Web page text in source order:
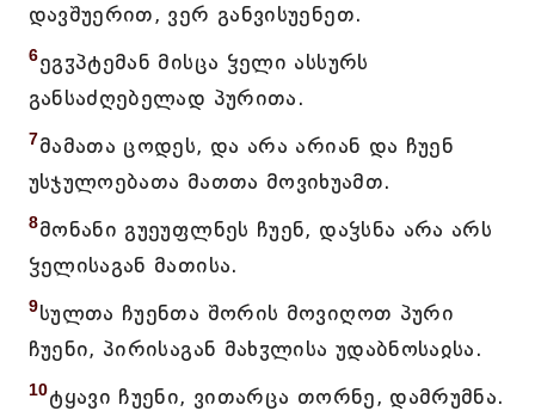
დავშუერით, ვერ განვისუენეთ.
6ეგჳპტემან მისცა ჴელი ასსურს
განსაძღებელად პურითა.
7მამათა ცოდეს, და არა არიან და ჩუენ
უსჯულოებათა მათთა მოვიხუამთ.
8მონანი გუეუფლნეს ჩუენ, დაჴსნა არა არს
ჴელისაგან მათისა.
9სულთა ჩუენთა შორის მოვიღოთ პური
ჩუენი, პირისაგან მახჳლისა უდაბნოსაჲსა.
10ტყავი ჩუენი, ვითარცა თორნე, დამრუმნა.